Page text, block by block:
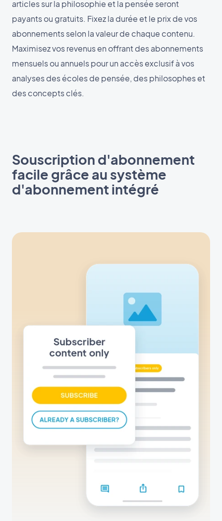
articles sur la philosophie et la pensée seront
payants ou gratuits. Fixez la durée et le prix de vos
abonnements selon la valeur de chaque contenu.
Maximisez vos revenus en offrant des abonnements
mensuels ou annuels pour un accès exclusif à vos
analyses des écoles de pensée, des philosophes et
des concepts clés.
Souscription d'abonnement
facile grâce au système
d'abonnement intégré